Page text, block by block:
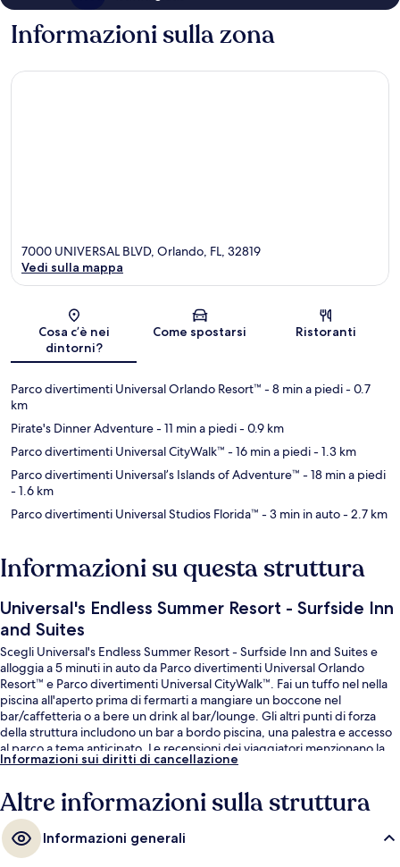
Informazioni sulla zona
Mappa
7000 UNIVERSAL BLVD, Orlando, FL, 32819
Vedi sulla mappa
Cosa c’è nei
dintorni?
Come spostarsi Ristoranti
Parco divertimenti Universal Orlando Resort™ - 8 min a piedi- 0.7
km
Pirate's Dinner Adventure- 11 min a piedi- 0.9 km
Parco divertimenti Universal CityWalk™ - 16 min a piedi- 1.3 km
Parco divertimenti Universal’s Islands of Adventure™ - 18 min a piedi
- 1.6 km
Parco divertimenti Universal Studios Florida™ - 3 min in auto- 2.7 km
Informazioni su questa struttura
Universal's Endless Summer Resort - Surfside Inn
and Suites
Scegli Universal's Endless Summer Resort - Surfside Inn and Suites e
alloggia a 5 minuti in auto da Parco divertimenti Universal Orlando
Resort™ e Parco divertimenti Universal CityWalk™. Fai un tuffo nel nella
piscina all'aperto prima di fermarti a mangiare un boccone nel
bar/caffetteria o a bere un drink al bar/lounge. Gli altri punti di forza
della struttura includono un bar a bordo piscina, una palestra e accesso
al parco a tema anticipato. Le recensioni dei viaggiatori menzionano la
piscina e il personale gentile.
Informazioni sui diritti di cancellazione
Altre informazioni sulla struttura
Informazioni generali